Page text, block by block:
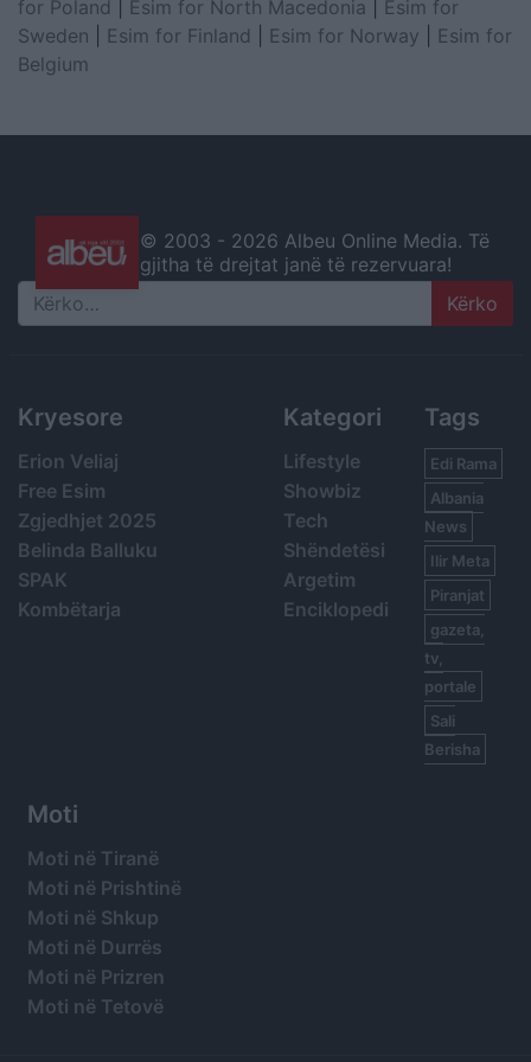
for Poland
Esim for North Macedonia
Esim for
Sweden
Esim for Finland Esim for Norway
Esim for
Belgium
© 2003 - 2026 Albeu Online Media. Të
gjitha të drejtat janë të rezervuara!
Search
Kryesore
Erion Veliaj
Free Esim
Zgjedhjet 2025
Belinda Balluku
SPAK
Kombëtarja
Kategori
Lifestyle
Showbiz
Tech
Shëndetësi
Argetim
Enciklopedi
Tags
Edi Rama
Albania
News
Ilir Meta
Piranjat
gazeta,
tv,
portale
Sali
Berisha
Moti
Moti në Tiranë
Moti në Prishtinë
Moti në Shkup
Moti në Durrës
Moti në Prizren
Moti në Tetovë